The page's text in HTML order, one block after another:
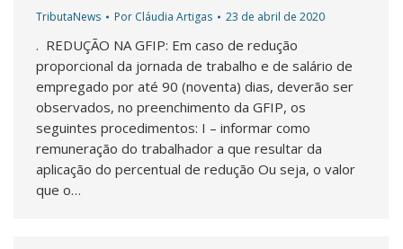
TributaNews Por Cláudia Artigas 23 de abril de 2020
. REDUÇÃO NA GFIP: Em caso de redução
proporcional da jornada de trabalho e de salário de
empregado por até 90 (noventa) dias, deverão ser
observados, no preenchimento da GFIP, os
seguintes procedimentos: I – informar como
remuneração do trabalhador a que resultar da
aplicação do percentual de redução Ou seja, o valor
que o…